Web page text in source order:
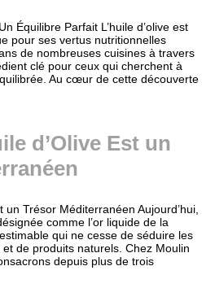
Équilibre Parfait L’huile d’olive est
pour ses vertus nutritionnelles
de nombreuses cuisines à travers
clé pour ceux qui cherchent à
Au cœur de cette découverte
d’Olive Est un
un Trésor Méditerranéen Aujourd’hui,
comme l’or liquide de la
qui ne cesse de séduire les
de produits naturels. Chez Moulin
depuis plus de trois